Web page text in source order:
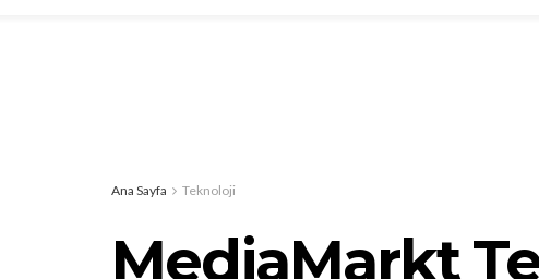
Ana Sayfa Teknoloji
MediaMarkt